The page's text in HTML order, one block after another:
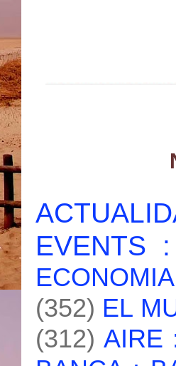
EVENTS
(352) EL
(312) AIRE